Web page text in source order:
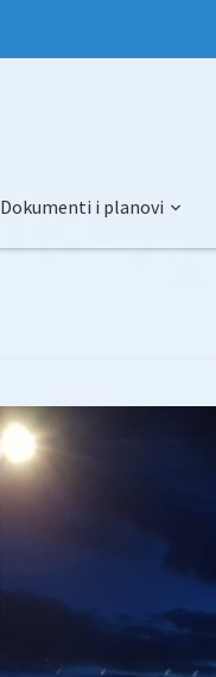
Dokumenti i planovi